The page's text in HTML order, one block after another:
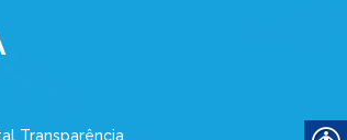
Transparência